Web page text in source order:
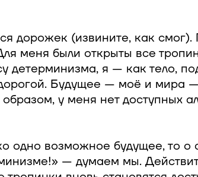
дорожек (извините, как смог).
меня были открыты все
детерминизма, я — как тело,
Будущее — моё и мира
у меня нет доступных
одно возможное будущее, то о
— думаем мы.